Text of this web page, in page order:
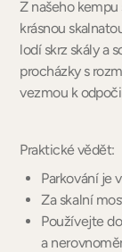
Z našeho kempu
krásnou
lodí skrz skály a
procházky s
vezmou k
Praktické vědět:
Parkování je
Za skalní
Používejte
a